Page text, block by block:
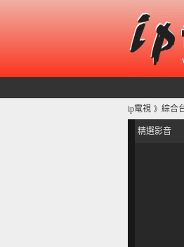
ip電視 》 綜合
精選影音